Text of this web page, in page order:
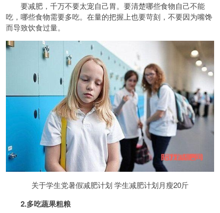
要减肥，千万不要太宠自己胃。要清楚哪些食物自己不能
吃，哪些食物需要多吃。在量的把握上也要苛刻，不要因为嘴馋
而导致饮食过量。
关于学生党暑假减肥计划 学生减肥计划月瘦20斤
2.多吃蔬果粗粮